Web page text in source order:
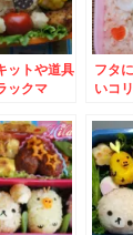
ットや道具
ックマ
フタ
いコ